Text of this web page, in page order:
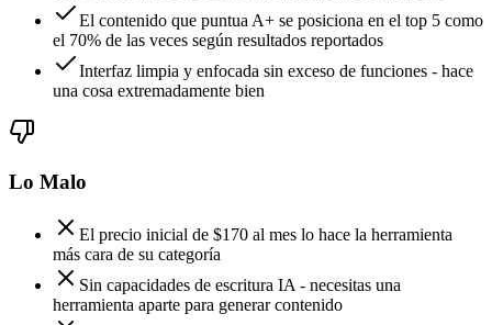
El contenido que puntua A+ se posiciona en el top 5 como
el 70% de las veces según resultados reportados
Interfaz limpia y enfocada sin exceso de funciones - hace
una cosa extremadamente bien
Lo Malo
El precio inicial de $170 al mes lo hace la herramienta
más cara de su categoría
Sin capacidades de escritura IA - necesitas una
herramienta aparte para generar contenido